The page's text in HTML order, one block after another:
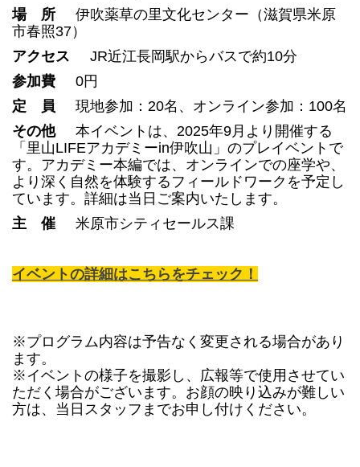
場 所
伊吹薬草の里文化センター（滋賀県米原
市春照37）
アクセス
JR近江長岡駅からバスで約10分
参加費
0円
定 員
現地参加：20名、オンライン参加：100名
その他
本イベントは、2025年9月より開催する
「里山LIFEアカデミーin伊吹山」のプレイベントで
す。アカデミー本編では、オンラインでの座学や、
より深く自然を体験するフィールドワークを予定し
ています。詳細は当日ご案内いたします。
主 催
米原市シティセールス課
イベントの詳細はこちらをチェック！
※プログラム内容は予告なく変更される場合があり
ます。
※イベントの様子を撮影し、広報等で使用させてい
ただく場合がございます。お顔の映り込みが難しい
方は、当日スタッフまでお申し付けください。